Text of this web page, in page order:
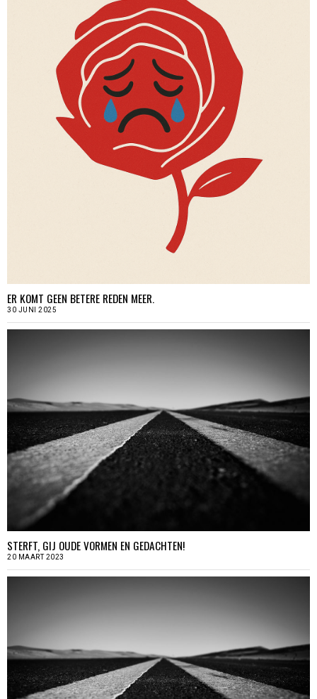
ER KOMT GEEN BETERE REDEN MEER.
30 JUNI 2025
STERFT, GIJ OUDE VORMEN EN GEDACHTEN!
20 MAART 2023